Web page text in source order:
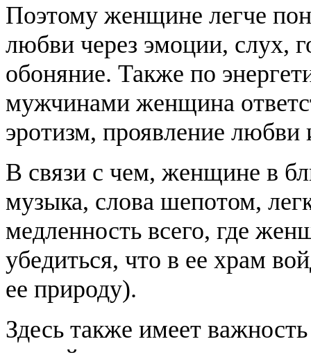
Поэтому женщине легче
любви через эмоции, слух,
обоняние. Также по
мужчинами женщина
эротизм, проявление любви
В связи с чем, женщине в
музыка, слова шепотом,
медленность всего, где
убедиться, что в ее храм
ее природу).
Здесь также имеет